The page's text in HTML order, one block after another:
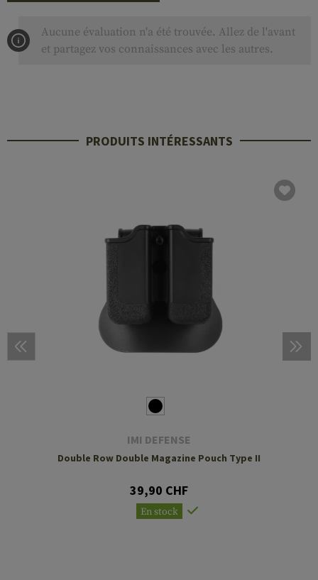
Aucune évaluation n'a été trouvée. Allez de l'avant
et partagez vos connaissances avec les autres.
PRODUITS INTÉRESSANTS
IMI DEFENSE
Double Row Double Magazine Pouch Type II
39,90 CHF
En stock